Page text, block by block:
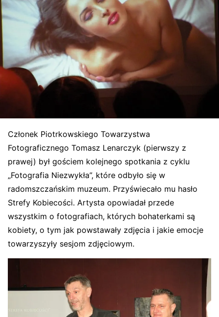
Członek Piotrkowskiego Towarzystwa
Fotograficznego Tomasz Lenarczyk (pierwszy z
prawej) był gościem kolejnego spotkania z cyklu
„Fotografia Niezwykła”, które odbyło się w
radomszczańskim muzeum. Przyświecało mu hasło
Strefy Kobiecości. Artysta opowiadał przede
wszystkim o fotografiach, których bohaterkami są
kobiety, o tym jak powstawały zdjęcia i jakie emocje
towarzyszyły sesjom zdjęciowym.